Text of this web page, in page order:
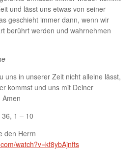
und lässt uns etwas von seiner
geschieht immer dann, wenn wir
berührt werden und wahrnehmen
uns in unserer Zeit nicht alleine lässt,
kommst und uns mit Deiner
1 – 10
den Herrn
watch?v=kf8ybAjnfts